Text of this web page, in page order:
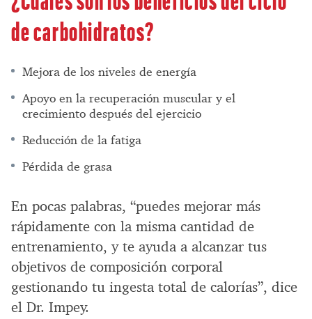
de carbohidratos?
Mejora de los niveles de energía
Apoyo en la recuperación muscular y el
crecimiento después del ejercicio
Reducción de la fatiga
Pérdida de grasa
En pocas palabras, “puedes mejorar más
rápidamente con la misma cantidad de
entrenamiento, y te ayuda a alcanzar tus
objetivos de composición corporal
gestionando tu ingesta total de calorías”, dice
el Dr. Impey.